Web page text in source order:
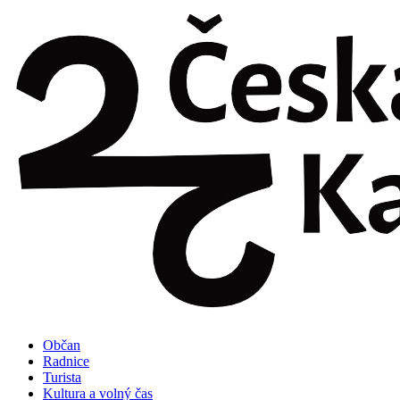
obsahu
Občan
Radnice
Turista
Kultura a volný čas